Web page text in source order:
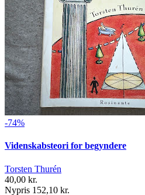
-74%
Videnskabsteori for begyndere
Torsten Thurén
40,00 kr.
Nypris 152,10 kr.